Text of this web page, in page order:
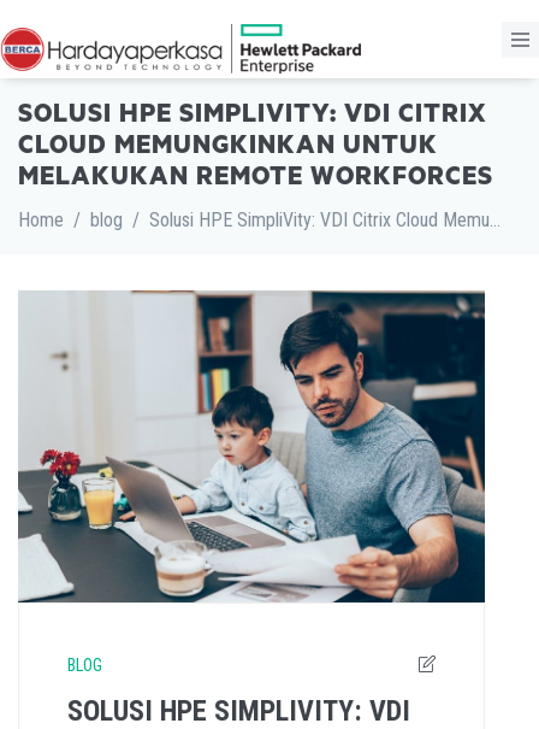
SOLUSI HPE SIMPLIVITY: VDI CITRIX
CLOUD MEMUNGKINKAN UNTUK
MELAKUKAN REMOTE WORKFORCES
Home / blog / Solusi HPE SimpliVity: VDI Citrix Cloud Memungkinkan untuk Melakukan Remote Workforces
BLOG
SOLUSI HPE SIMPLIVITY: VDI